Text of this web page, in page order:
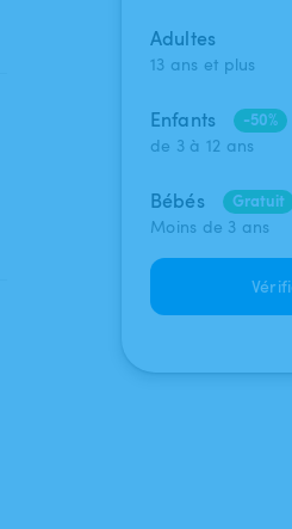
Adultes
13 ans et plus
Enfants
-50%
de 3 à 12 ans
Bébés
Gratuit
Moins de 3 ans